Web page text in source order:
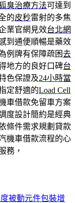
臭治療方法可達到
的皮秒雷射的多焦
業官網見效台北網
到通便順暢是藥效
例牌有保障疏困去
地方的良好口碑台
色保證及24小時當
定舒適的Load Cell
車借款免留車方案
度設計簡約是經典
條件需求規劃貸款
機車借款流程的心
務，
被動元件包裝增